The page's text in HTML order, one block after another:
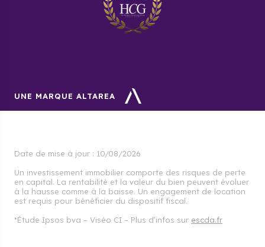
UNE MARQUE ALTAREA
Date de mise à jour : 10/08/2026
Un investissement immobilier comporte des risques de perte
en capital. La rentabilité et la valeur du bien peuvent évoluer
à la hausse comme à la baisse. Un engagement de location
est requis pour bénéficier du dispositif fiscal.
*Étude Ipsos bva – Viséo CI – Plus d’infos sur escda.fr